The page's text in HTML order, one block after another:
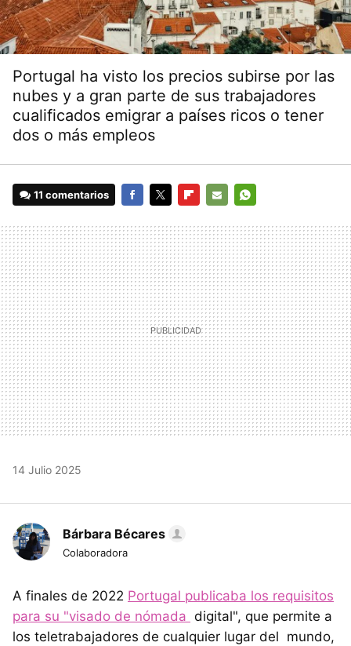
Portugal ha visto los precios subirse por las
nubes y a gran parte de sus trabajadores
cualificados emigrar a países ricos o tener
dos o más empleos
11 comentarios
MAIL
14 Julio 2025
Bárbara Bécares
Colaboradora
A finales de 2022 Portugal publicaba los requisitos
para su "visado de nómada digital", que permite a
los teletrabajadores de cualquier lugar del mundo,